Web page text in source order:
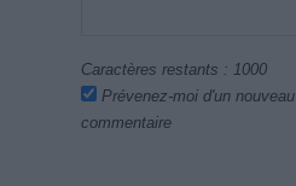
Caractères restants : 1000
Prévenez-moi d'un nouveau
commentaire